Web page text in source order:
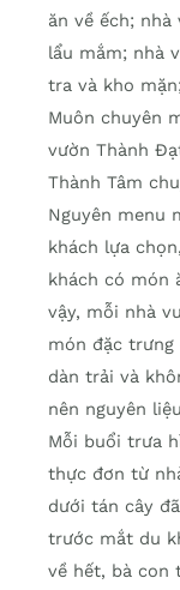
ăn về ếch;
lẩu mắm; nhà
tra và kho
Muôn chuyên
vườn Thành
Thành Tâm
Nguyên menu
khách lựa
khách có món
vậy, mỗi nhà
món đặc trưng
dàn trải và
nên nguyên
Mỗi buổi trưa
thực đơn từ
dưới tán cây
trước mắt du
về hết, bà con